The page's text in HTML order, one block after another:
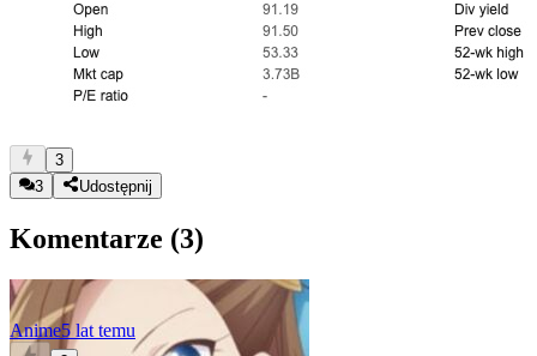
3
3
Udostępnij
Komentarze (3)
Anime5 lat temu